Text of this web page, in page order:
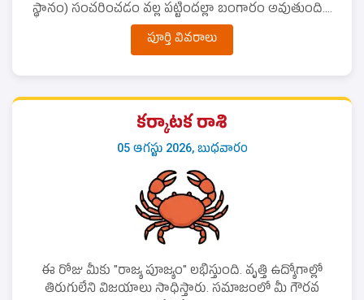
స్థానం) సంచరించడం వల్ల పట్టిందల్లా బంగారం అవుతుంది....
పూర్తి వివరాలు
కర్కాటక రాశి
05 ఆగస్టు 2026, బుధవారం
ఈ రోజు మీకు "రాజ్య పూజ్యం" లభిస్తుంది. వృత్తి ఉద్యోగాల్లో
తిరుగులేని విజయాలు సాధిస్తారు. సమాజంలో మీ గౌరవ